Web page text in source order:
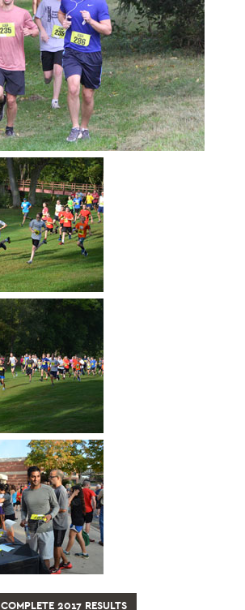
COMPLETE 2017 RESULTS